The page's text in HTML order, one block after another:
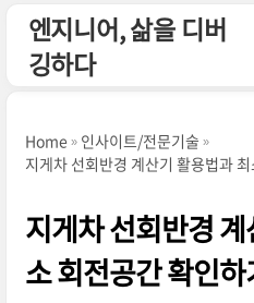
엔지니어, 삶을 디버
깅하다
Home
인사이트/전문기술
지게차 선회반경 계산기 활용법과
지게차 선회반경
소 회전공간 확인하